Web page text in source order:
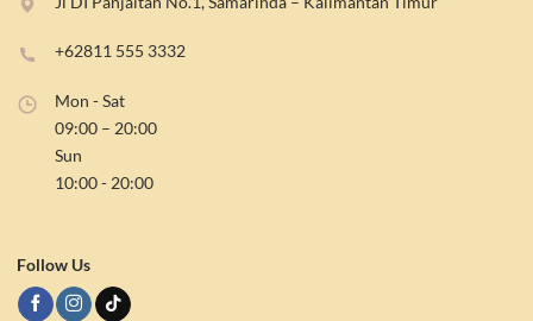
Reach Us
+62811 555 3332
Mon - Sat